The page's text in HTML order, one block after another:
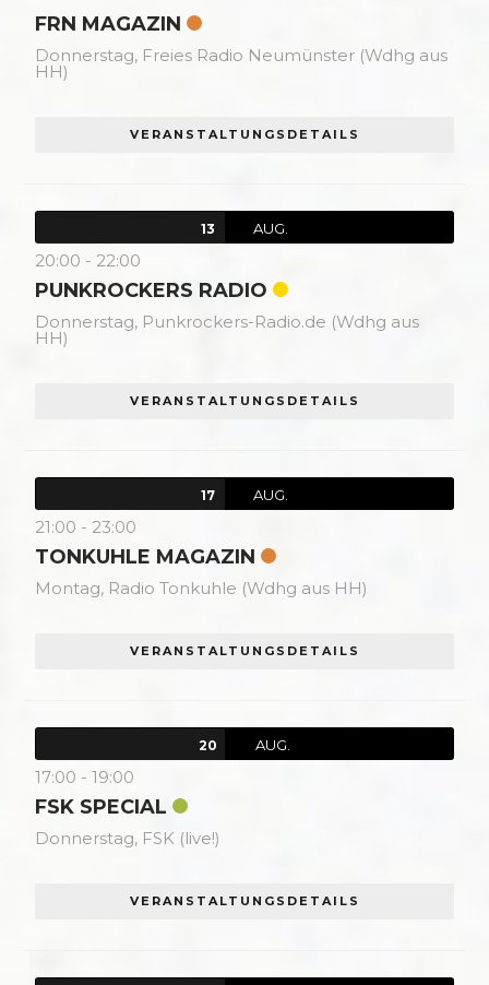
FRN MAGAZIN
Donnerstag, Freies Radio Neumünster (Wdhg aus
HH)
VERANSTALTUNGSDETAILS
13 AUG.
20:00 - 22:00
PUNKROCKERS RADIO
Donnerstag, Punkrockers-Radio.de (Wdhg aus
HH)
VERANSTALTUNGSDETAILS
17 AUG.
21:00 - 23:00
TONKUHLE MAGAZIN
Montag, Radio Tonkuhle (Wdhg aus HH)
VERANSTALTUNGSDETAILS
20 AUG.
17:00 -19:00
FSK SPECIAL
Donnerstag, FSK (live!)
VERANSTALTUNGSDETAILS